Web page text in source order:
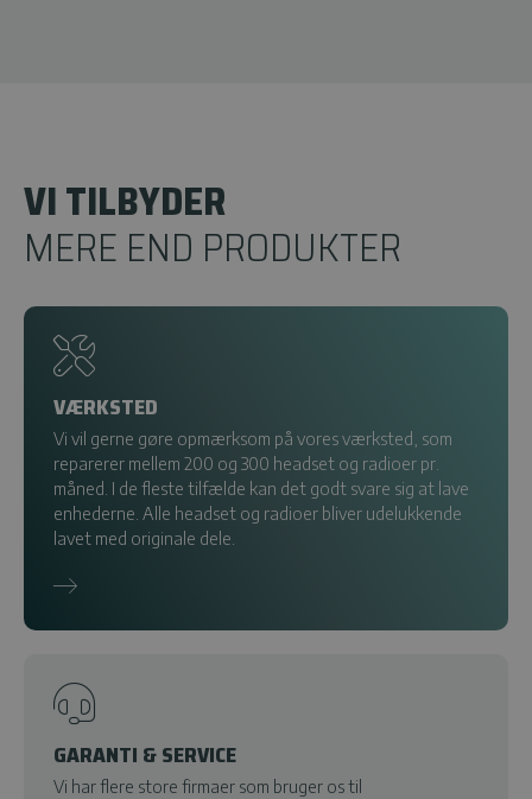
VI TILBYDER
MERE END PRODUKTER
VÆRKSTED
Vi vil gerne gøre opmærksom på vores værksted, som
reparerer mellem 200 og 300 headset og radioer pr.
måned. I de fleste tilfælde kan det godt svare sig at lave
enhederne. Alle headset og radioer bliver udelukkende
lavet med originale dele.
GARANTI & SERVICE
Vi har flere store firmaer som bruger os til